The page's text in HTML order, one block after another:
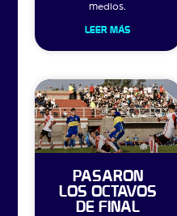
medios.
LEER MÁS
PASARON
LOS OCTAVOS
DE FINAL